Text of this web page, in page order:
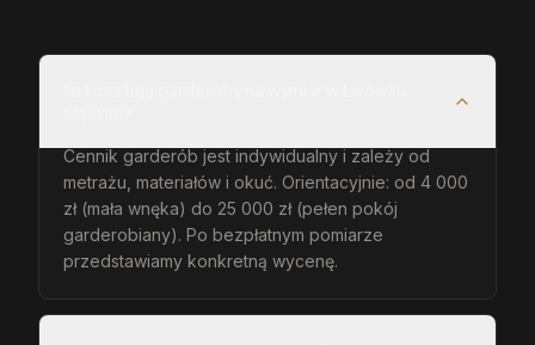
Cennik garderób jest indywidualny i zależy od
metrażu, materiałów i okuć. Orientacyjnie: od 4 000
zł (mała wnęka) do 25 000 zł (pełen pokój
garderobiany). Po bezpłatnym pomiarze
przedstawiamy konkretną wycenę.